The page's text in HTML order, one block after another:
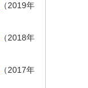
2019年
2018年
2017年